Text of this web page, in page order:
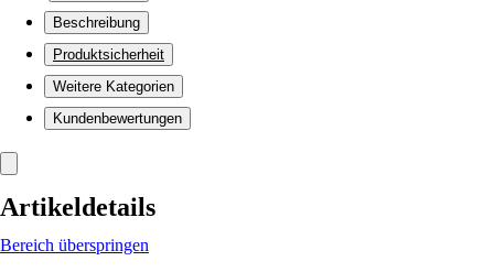
Beschreibung
Produktsicherheit
Weitere Kategorien
Kundenbewertungen
Artikeldetails
Bereich überspringen